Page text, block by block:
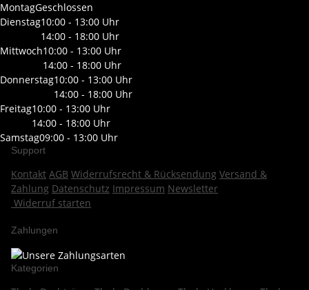
MontagGeschlossen
Dienstag10:00 - 13:00 Uhr
14:00 - 18:00 Uhr
Mittwoch10:00 - 13:00 Uhr
14:00 - 18:00 Uhr
Donnerstag10:00 - 13:00 Uhr
14:00 - 18:00 Uhr
Freitag10:00 - 13:00 Uhr
14:00 - 18:00 Uhr
Samstag09:00 - 13:00 Uhr
Support
Kontakt AGB Widerrufsrecht & Rücksendung Versand &
Zahlung Datenschutz Impressum Newsletter
Widerruf starten
Zahlungen
Kategorien